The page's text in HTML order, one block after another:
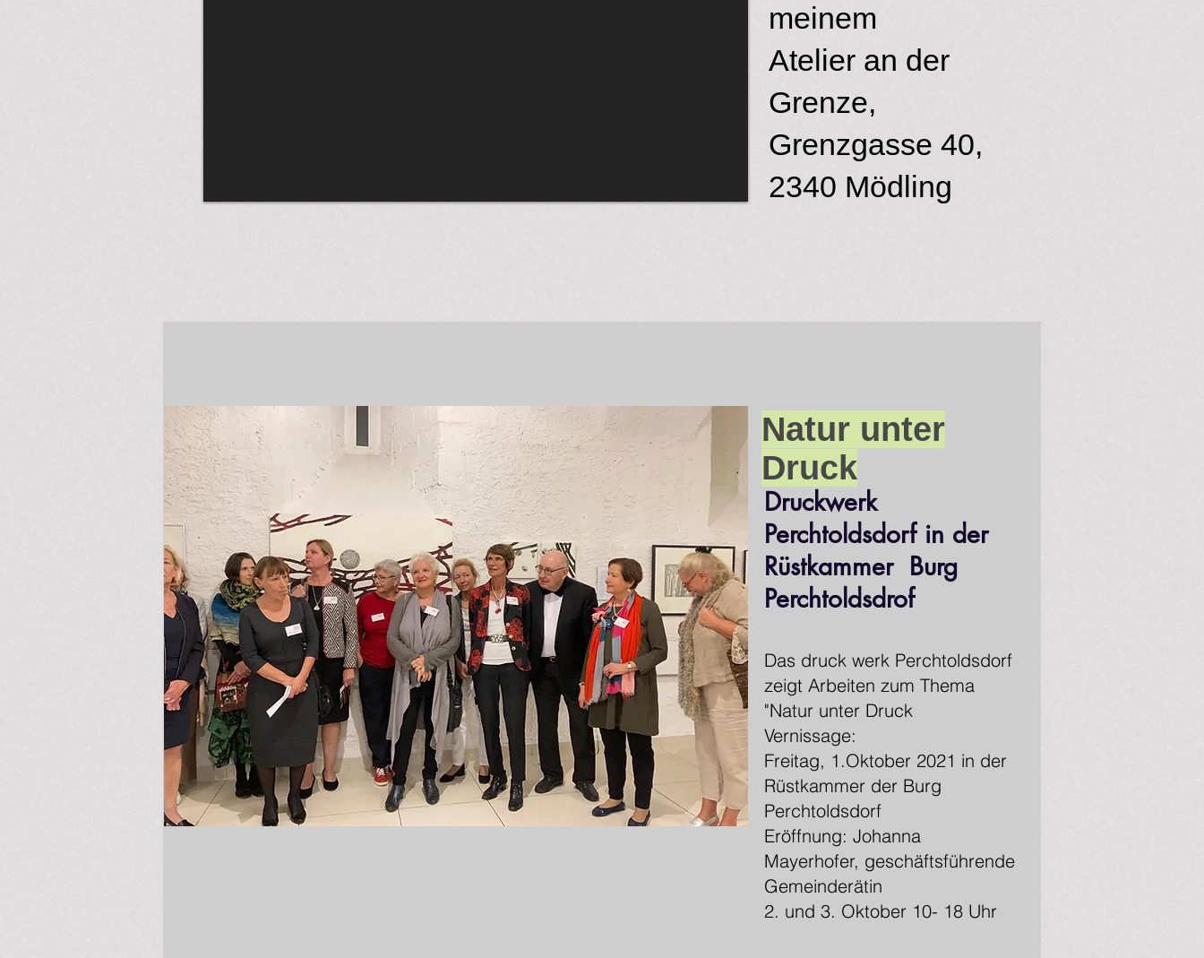
meinem
Atelier an der
Grenze,
Grenzgasse 40,
2340 Mödling
Druckwerk
Perchtoldsdorf in der
Rüstkammer Burg
Perchtoldsdrof
Das druck werk Perchtoldsdorf
zeigt Arbeiten zum Thema
"Natur unter Druck
Vernissage:
Freitag, 1.Oktober 2021 in der
Rüstkammer der Burg
Perchtoldsdorf
Eröffnung: Johanna
Mayerhofer, geschäftsführende
Gemeinderätin
2. und 3. Oktober 10- 18 Uhr
Natur unter
Druck